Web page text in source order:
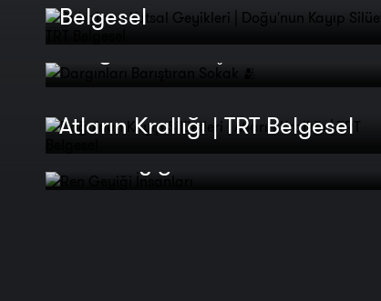
Belgesel
Dargınları Barıştıran Sokak 🫂
Doğu'nun Kayıp Silüetleri |
Atların Krallığı | TRT Belgesel
Ren Geyiği İnsanları